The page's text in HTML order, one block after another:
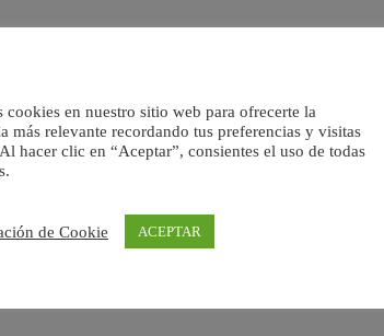
cookies en nuestro sitio web para ofrecerte la
más relevante recordando tus preferencias y visitas
hacer clic en “Aceptar”, consientes el uso de todas
de Cookie ACEPTAR